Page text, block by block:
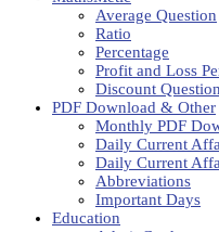
Average Question
Ratio
Percentage
Profit and Loss
Discount
PDF Download & Other
Monthly PDF
Daily Current
Daily Current
Abbreviations
Important Days
Education